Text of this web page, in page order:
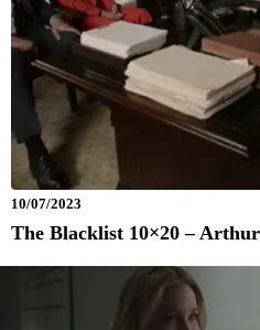
10/07/2023
The Blacklist 10×20 –